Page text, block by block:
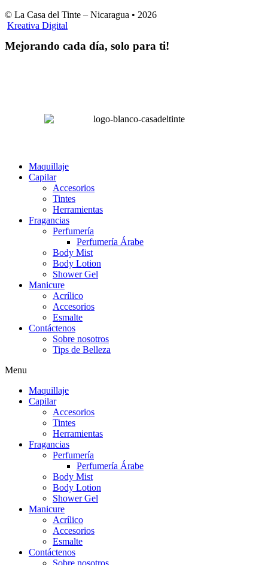
© La Casa del Tinte – Nicaragua • 2026
Kreativa Digital
Mejorando cada día, solo para ti!
Maquillaje
Capilar
Accesorios
Tintes
Herramientas
Fragancias
Perfumería
Perfumería Árabe
Body Mist
Body Lotion
Shower Gel
Manicure
Acrílico
Accesorios
Esmalte
Contáctenos
Sobre nosotros
Tips de Belleza
Menu
Maquillaje
Capilar
Accesorios
Tintes
Herramientas
Fragancias
Perfumería
Perfumería Árabe
Body Mist
Body Lotion
Shower Gel
Manicure
Acrílico
Accesorios
Esmalte
Contáctenos
Sobre nosotros